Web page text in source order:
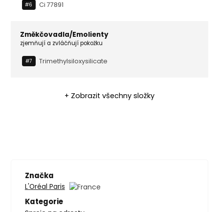
#6 Ci 77891
Změkčovadla/Emolienty
zjemňují a zvláčňují pokožku
#7 Trimethylsiloxysilicate
+ Zobrazit všechny složky
Značka
L'Oréal Paris
Kategorie